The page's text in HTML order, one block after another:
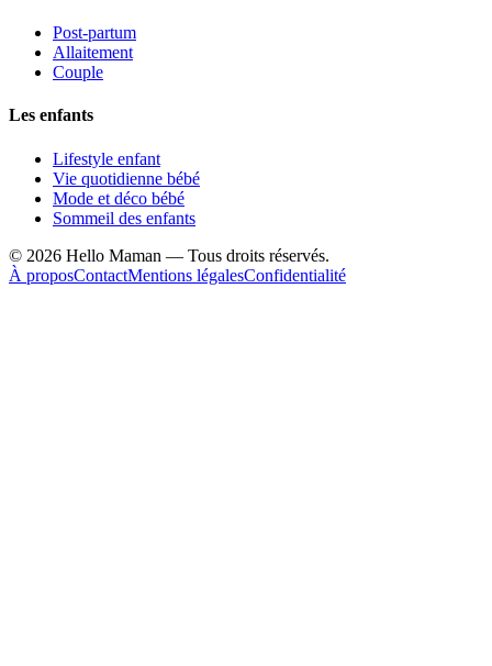
Post-partum
Allaitement
Couple
Les enfants
Lifestyle enfant
Vie quotidienne bébé
Mode et déco bébé
Sommeil des enfants
© 2026 Hello Maman — Tous droits réservés.
À proposContactMentions légalesConfidentialité